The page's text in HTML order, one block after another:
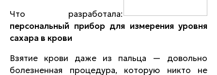
Что разработала:
персональный прибор для измерения уровня
сахара в крови
Взятие крови даже из пальца — довольно
болезненная процедура, которую никто не